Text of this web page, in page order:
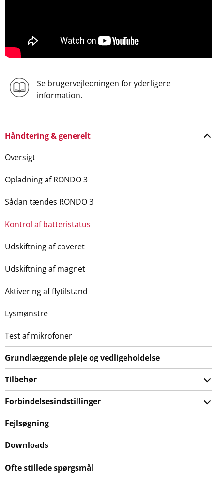
Se brugervejledningen for yderligere
information.
Håndtering & generelt
Oversigt
Opladning af RONDO 3
Sådan tændes RONDO 3
Kontrol af batteristatus
Udskiftning af coveret
Udskiftning af magnet
Aktivering af flytilstand
Lysmønstre
Test af mikrofoner
Grundlæggende pleje og vedligeholdelse
Tilbehør
Forbindelsesindstillinger
Fejlsøgning
Downloads
Ofte stillede spørgsmål